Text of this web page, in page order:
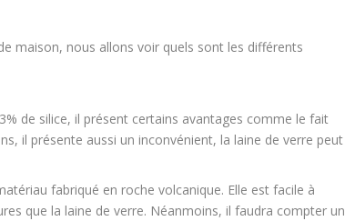
maison, nous allons voir quels sont les différents
de silice, il présent certains avantages comme le fait
il présente aussi un inconvénient, la laine de verre peut
fabriqué en roche volcanique. Elle est facile à
que la laine de verre. Néanmoins, il faudra compter un